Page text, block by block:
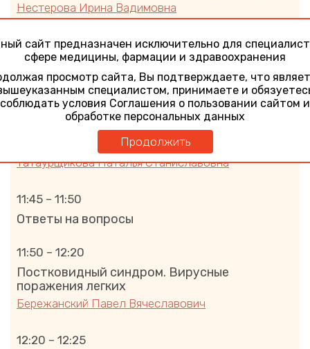
Нестерова Ирина Вадимовна
11:10 – 11:15
Ответы на вопросы
11:15 – 11:45
Иммунокомпрометированный пациент в
практике клинициста. Особенности лечебно-
диагностических подходов
Татаурщикова Наталья Станиславовна
11:45 – 11:50
Ответы на вопросы
11:50 – 12:20
Постковидный синдром. Вирусные
поражения легких
Бережанский Павел Вячеславович
12:20 – 12:25
сайт предназначен исключительно для
сфере медицины, фармации и здравоохранения
просмотр сайта, Вы подтверждаете, что
специалистом, принимаете и
соблюдать условия Соглашения о пользовании сайтом и
обработке персональных данных
Продолжить